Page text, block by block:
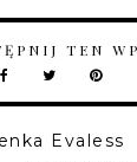
TEN
Evaless